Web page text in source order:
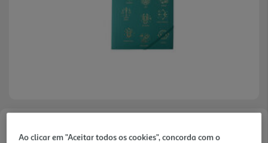
Ao clicar em "Aceitar todos os cookies", concorda com o